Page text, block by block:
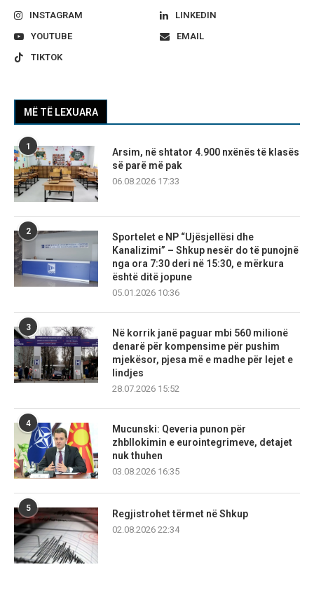
INSTAGRAM
LINKEDIN
YOUTUBE
EMAIL
TIKTOK
MË TË LEXUARA
1
Arsim, në shtator 4.900 nxënës të klasës
së parë më pak
06.08.2026 17:33
2
Sportelet e NP “Ujësjellësi dhe
Kanalizimi” – Shkup nesër do të punojnë
nga ora 7:30 deri në 15:30, e mërkura
është ditë jopune
05.01.2026 10:36
3
Në korrik janë paguar mbi 560 milionë
denarë për kompensime për pushim
mjekësor, pjesa më e madhe për lejet e
lindjes
28.07.2026 15:52
4
Mucunski: Qeveria punon për
zhbllokimin e eurointegrimeve, detajet
nuk thuhen
03.08.2026 16:35
5
Regjistrohet tërmet në Shkup
02.08.2026 22:34